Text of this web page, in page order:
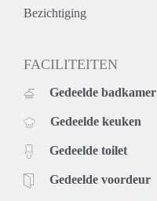
Bezichtiging
FACILITEITEN
Gedeelde badkamer
Gedeelde keuken
Gedeelde toilet
Gedeelde voordeur